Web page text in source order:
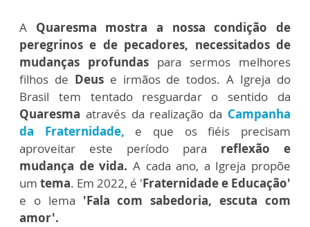
A Quaresma mostra a nossa condição de
peregrinos e de pecadores, necessitados de
mudanças profundas para sermos melhores
filhos de Deus e irmãos de todos. A Igreja do
Brasil tem tentado resguardar o sentido da
Quaresma através da realização da Campanha
da Fraternidade, e que os fiéis precisam
aproveitar este período para reflexão e
mudança de vida. A cada ano, a Igreja propõe
um tema. Em 2022, é 'Fraternidade e Educação'
e o lema 'Fala com sabedoria, escuta com
amor'.